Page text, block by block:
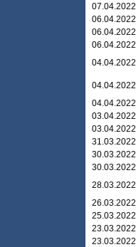
07.04.2022
06.04.2022
06.04.2022
06.04.2022
04.04.2022
04.04.2022
04.04.2022
03.04.2022
03.04.2022
31.03.2022
30.03.2022
30.03.2022
28.03.2022
26.03.2022
25.03.2022
23.03.2022
23.03.2022